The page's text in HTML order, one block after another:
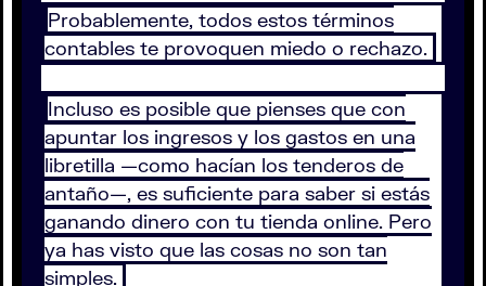
Probablemente, todos estos términos
contables te provoquen miedo o rechazo.
Incluso es posible que pienses que con
apuntar los ingresos y los gastos en una
libretilla —como hacían los tenderos de
antaño—, es suficiente para saber si estás
ganando dinero con tu tienda online. Pero
ya has visto que las cosas no son tan
simples.